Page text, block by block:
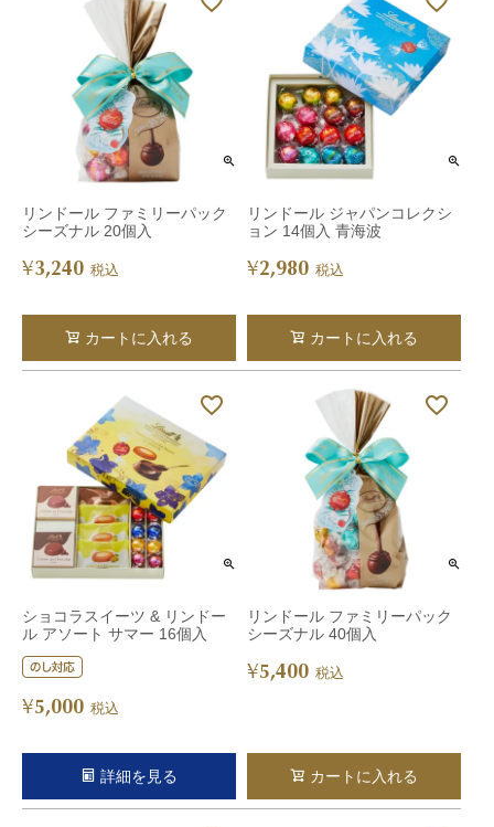
リンドール ファミリーパック
シーズナル 20個入
¥3,240 税込
カートに入れる
リンドール ジャパンコレクシ
ョン 14個入 青海波
¥2,980 税込
カートに入れる
ショコラスイーツ & リンドー
ル アソート サマー 16個入
¥5,000 税込
詳細を見る
リンドール ファミリーパック
シーズナル 40個入
¥5,400 税込
カートに入れる